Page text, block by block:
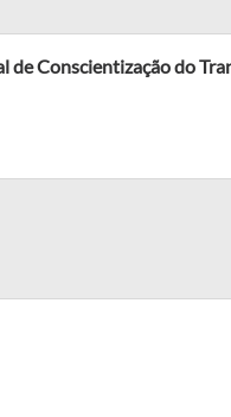
de Conscientização do